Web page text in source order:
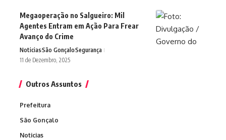
Megaoperação no Salgueiro: Mil
Agentes Entram em Ação Para Frear
Avanço do Crime
NoticiasSão GonçaloSegurança
11 de Dezembro, 2025
Outros Assuntos
Prefeitura
São Gonçalo
Noticias